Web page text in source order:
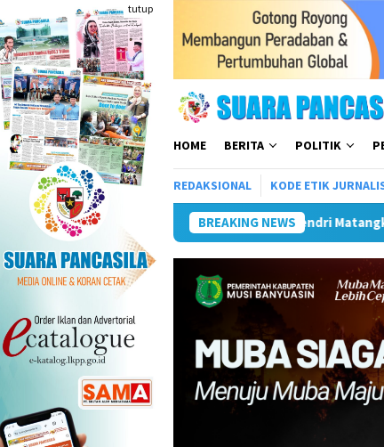
ke
konten
tutup
HOME BERITA POLITIK
REDAKSIONAL KODE ETIK
BREAKING NEWS
Plt Bupati Hendri Matangkan Gebyar Semarak Merah